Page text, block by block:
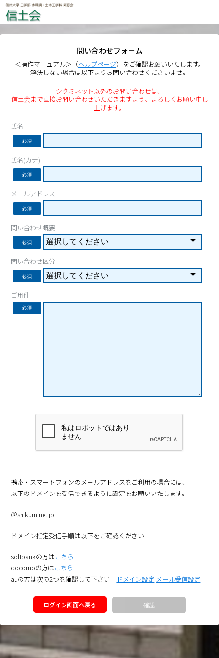
問い合わせフォーム
＜操作マニュアル＞（ヘルプページ）をご確認お願いいたします。
解決しない場合は以下よりお問い合わせくださいませ。
シクミネット以外のお問い合わせは、
信土会まで直接お問い合わせいただきますよう、よろしくお願い申し
上げます。
氏名
必須
氏名(カナ)
必須
メールアドレス
必須
問い合わせ概要
必須
問い合わせ区分
必須
ご用件
必須
携帯・スマートフォンのメールアドレスをご利用の場合には、
以下のドメインを受信できるように設定をお願いいたします。
＠shikuminet.jp
ドメイン指定受信手順は以下をご確認ください
softbankの方はこちら
docomoの方はこちら
auの方は次の2つを確認して下さい
ドメイン設定 メール受信設定
ログイン画面へ戻る 確認